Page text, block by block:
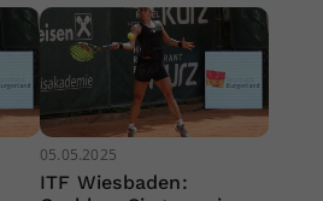
05.05.2025
ITF Wiesbaden: